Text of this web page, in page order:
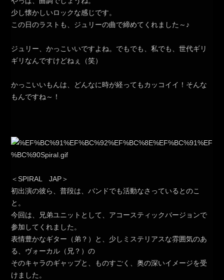
少し懐かしいロックな感じです。
この日のラストも、ジュリーの曲で締めてくれました～♪
ジュリー、かっこいいですよね。でもでも、私でも、世代ギリ
ギリなんですけどねぇ（笑）
かっこいいもんは、どんなに時が経ってもカッコイイ！そんな
もんですね～！
＜SPIRAL JAP＞
初出演の彼ら、普段は、バンドでも活動なさっているとのこ
と。
今回は、兄弟ユニットとして、アコースティックバージョンで
参加してくれました。
表情豊かなギター（弟？）と、少しミステリアスな雰囲気のあ
る、ヴォーカル（兄？）の
そのキャラのギャップと、ものすごく、奥の深いイメージを受
けました。